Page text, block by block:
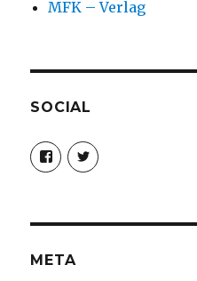
MFK – Verlag
SOCIAL
Profil
von
christoph.fleischer1
anzeigen
Profil
von
anzeigen
META